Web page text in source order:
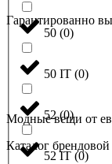
50 (0)
50 IT (0)
52 (0)
52 IT (0)
Гарантированно
Модные вещи от
Каталог